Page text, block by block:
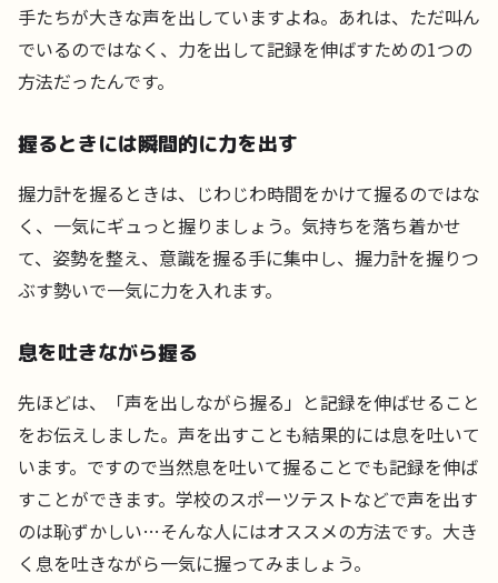
手たちが大きな声を出していますよね。あれは、ただ叫ん
でいるのではなく、力を出して記録を伸ばすための1つの
方法だったんです。
握るときには瞬間的に力を出す
握力計を握るときは、じわじわ時間をかけて握るのではな
く、一気にギュっと握りましょう。気持ちを落ち着かせ
て、姿勢を整え、意識を握る手に集中し、握力計を握りつ
ぶす勢いで一気に力を入れます。
息を吐きながら握る
先ほどは、「声を出しながら握る」と記録を伸ばせること
をお伝えしました。声を出すことも結果的には息を吐いて
います。ですので当然息を吐いて握ることでも記録を伸ば
すことができます。学校のスポーツテストなどで声を出す
のは恥ずかしい…そんな人にはオススメの方法です。大き
く息を吐きながら一気に握ってみましょう。